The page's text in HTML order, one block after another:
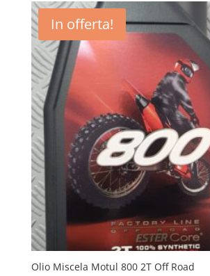
era:
10,99€.
è:
7,99€.
In offerta!
Olio Miscela Motul 800 2T Off Road